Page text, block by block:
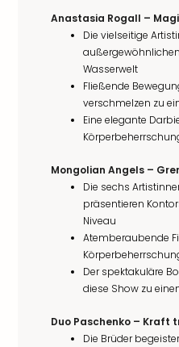
Anastasia Rogall –
Die vielseitige
Wasserwelt
Fließende
verschmelzen zu
Eine elegante
Mongolian Angels –
Die sechs
präsentieren
Niveau
Atemberaubende
Der spektakuläre
diese Show zu
Duo Paschenko – Kraft
Die Brüder